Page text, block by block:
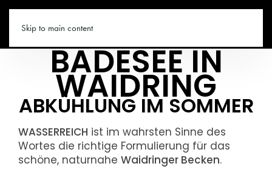
Skip to main content
WAIDRING.CO
BADESEE IN
WAIDRING
ABKÜHLUNG IM SOMMER
WASSERREICH ist im wahrsten Sinne des
Wortes die richtige Formulierung für das
schöne, naturnahe Waidringer Becken.